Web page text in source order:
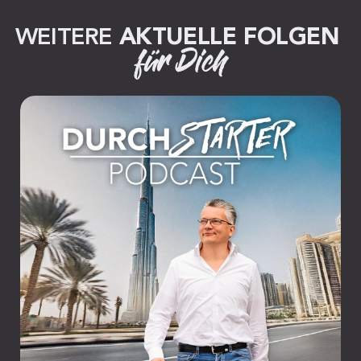
WEITERE AKTUELLE FOLGEN
für Dich